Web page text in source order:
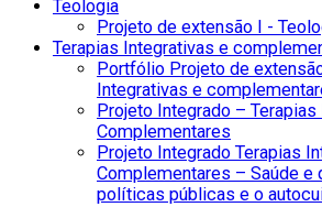
Teologia
Projeto de extensão I -
Terapias Integrativas e
Portfólio Projeto de
Integrativas e
Projeto Integrado –
Complementares
Projeto Integrado Terapias
Complementares – Saúde e
políticas públicas e o